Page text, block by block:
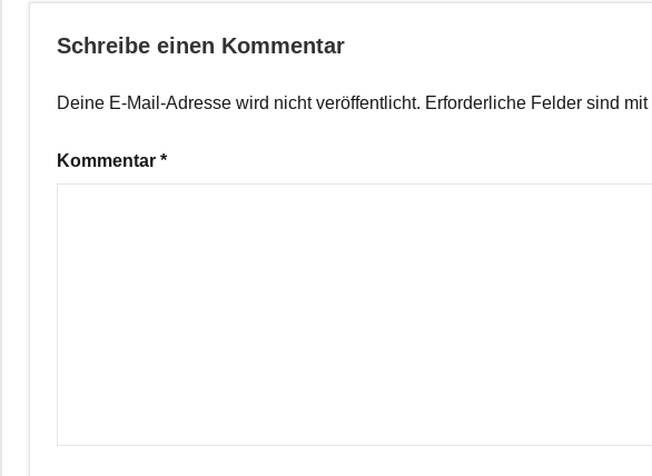
Schreibe einen Kommentar
Deine E-Mail-Adresse wird nicht veröffentlicht. Erforderliche Felder sind mit
Kommentar *